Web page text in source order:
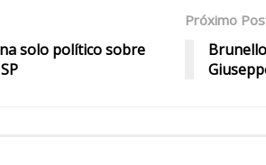
solo político sobre
Próximo